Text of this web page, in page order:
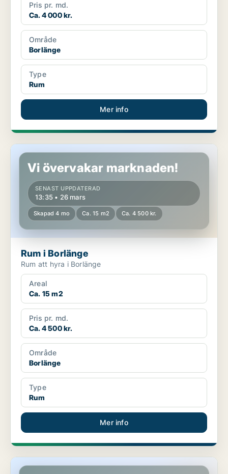
Pris pr. md.
Ca. 4 000 kr.
Område
Borlänge
Type
Rum
Mer info
Rum i Borlänge
Vi övervakar marknaden!
SENAST UPPDATERAD
13:35 • 26 mars
Skapad 4 mo Ca. 15 m2 Ca. 4 500 kr.
Rum i Borlänge
Rum att hyra i Borlänge
Areal
Ca. 15 m2
Pris pr. md.
Ca. 4 500 kr.
Område
Borlänge
Type
Rum
Mer info
Rum i Falun